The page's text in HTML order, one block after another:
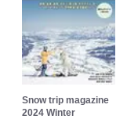
Snow trip magazine
2024 Winter